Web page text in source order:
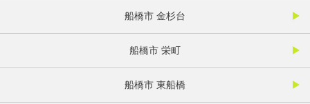
船橋市 金杉台
船橋市 栄町
船橋市 東船橋